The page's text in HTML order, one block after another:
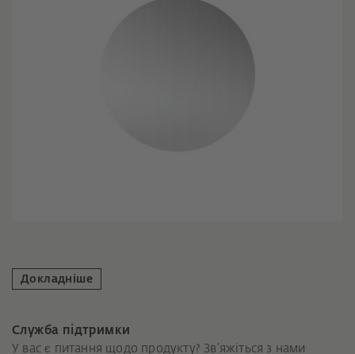
Докладніше
Служба підтримки
У вас є питання щодо продукту? Зв’яжіться з нами